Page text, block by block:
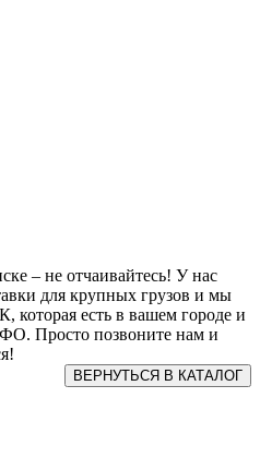
– не отчаивайтесь! У нас
для крупных грузов и мы
которая есть в вашем городе и
Просто позвоните нам и